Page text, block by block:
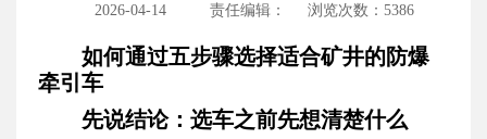
2026-04-14 责任编辑： 浏览次数：5386
如何通过五步骤选择适合矿井的防爆
牵引车
先说结论：选车之前先想清楚什么